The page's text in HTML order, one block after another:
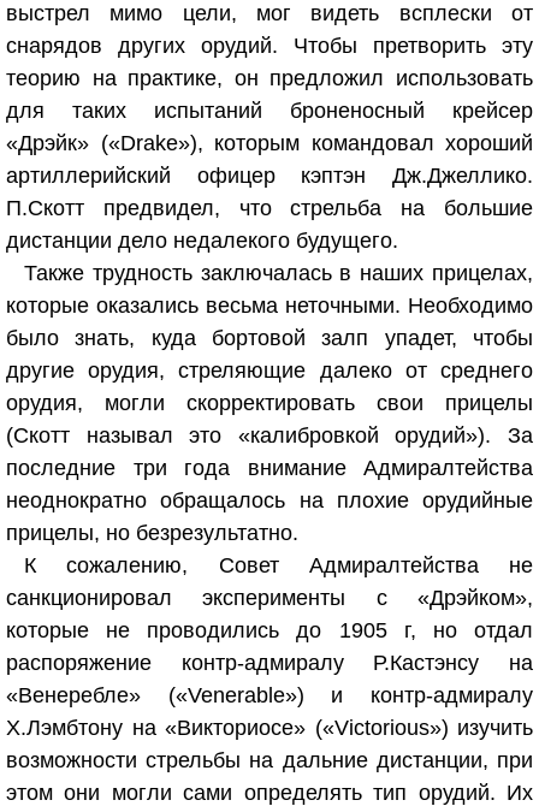
выстрел мимо цели, мог видеть всплески от
снарядов других орудий. Чтобы претворить эту
теорию на практике, он предложил использовать
для таких испытаний броненосный крейсер
«Дрэйк» («Drake»), которым командовал хороший
артиллерийский офицер кэптэн Дж.Джеллико.
П.Скотт предвидел, что стрельба на большие
дистанции дело недалекого будущего.
Также трудность заключалась в наших прицелах,
которые оказались весьма неточными. Необходимо
было знать, куда бортовой залп упадет, чтобы
другие орудия, стреляющие далеко от среднего
орудия, могли скорректировать свои прицелы
(Скотт называл это «калибровкой орудий»). За
последние три года внимание Адмиралтейства
неоднократно обращалось на плохие орудийные
прицелы, но безрезультатно.
К сожалению, Совет Адмиралтейства не
санкционировал эксперименты с «Дрэйком»,
которые не проводились до 1905 г, но отдал
распоряжение контр-адмиралу Р.Кастэнсу на
«Венеребле» («Venerable») и контр-адмиралу
Х.Лэмбтону на «Викториосе» («Victorious») изучить
возможности стрельбы на дальние дистанции, при
этом они могли сами определять тип орудий. Их